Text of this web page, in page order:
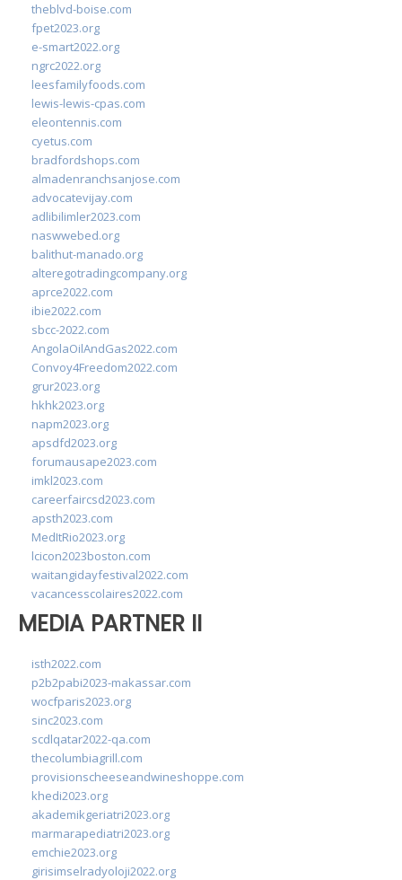
theblvd-boise.com
fpet2023.org
e-smart2022.org
ngrc2022.org
leesfamilyfoods.com
lewis-lewis-cpas.com
eleontennis.com
cyetus.com
bradfordshops.com
almadenranchsanjose.com
advocatevijay.com
adlibilimler2023.com
naswwebed.org
balithut-manado.org
alteregotradingcompany.org
aprce2022.com
ibie2022.com
sbcc-2022.com
AngolaOilAndGas2022.com
Convoy4Freedom2022.com
grur2023.org
hkhk2023.org
napm2023.org
apsdfd2023.org
forumausape2023.com
imkl2023.com
careerfaircsd2023.com
apsth2023.com
MedItRio2023.org
lcicon2023boston.com
waitangidayfestival2022.com
vacancesscolaires2022.com
MEDIA PARTNER II
isth2022.com
p2b2pabi2023-makassar.com
wocfparis2023.org
sinc2023.com
scdlqatar2022-qa.com
thecolumbiagrill.com
provisionscheeseandwineshoppe.com
khedi2023.org
akademikgeriatri2023.org
marmarapediatri2023.org
emchie2023.org
girisimselradyoloji2022.org